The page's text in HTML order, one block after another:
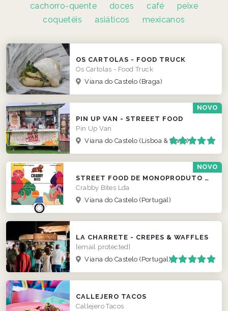
cachorro-quente
doces café
peixe
coquetéis
asiáticos mexicanos
OS CARTOLAS - FOOD TRUCK
Os Cartolas - Food Truck
Viana do Castelo(Braga)
NOVO
PIN UP VAN - STREEET FOOD
Pin Up Van
Viana do Castelo(Lisboa & Porto)
NOVO
STREET FOOD DE MONOPRODUTO DE CARANGUEJO
Crabby Bites Lda
Viana do Castelo(Portugal)
LA CHARRETE - CREPES & WAFFLES
[email protected]
Viana do Castelo(Portugal)
CALLEJERO TACOS
Callejero Tacos